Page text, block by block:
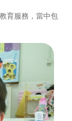
育服務，當中包